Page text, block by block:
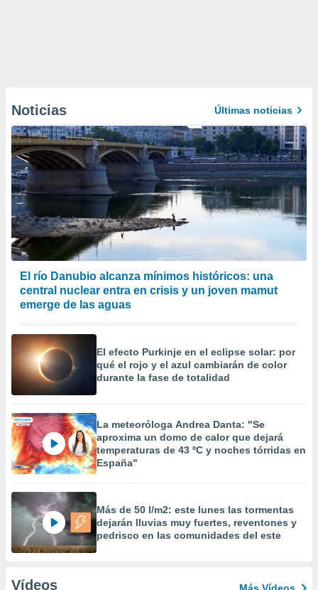
Noticias Últimas noticias
El río Danubio alcanza mínimos históricos: una
central nuclear entra en crisis y un joven mamut
emerge de las aguas
El efecto Purkinje en el eclipse solar: por
qué el rojo y el azul cambiarán de color
durante la fase de totalidad
La meteoróloga Andrea Danta: "Se
aproxima un domo de calor que dejará
temperaturas de 43 ºC y noches tórridas en
España"
Más de 50 l/m2: este lunes las tormentas
dejarán lluvias muy fuertes, reventones y
pedrisco en las comunidades del este
Vídeos